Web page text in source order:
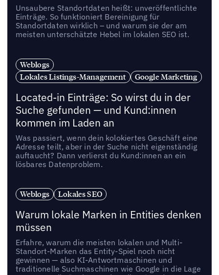
Unsaubere Standortdaten heißt: unveröffentlichte
Einträge. So funktioniert Bereinigung für
Standortdaten wirklich – und warum sie der am
meisten unterschätzte Hebel im lokalen SEO ist.
Weblogs
Lokales Listings-Management
Google Marketing
Located-in Einträge: So wirst du in der
Suche gefunden — und Kund:innen
kommen im Laden an
Was passiert, wenn dein kolokiertes Geschäft eine
Adresse teilt, aber in der Suche nicht eigenständig
auftaucht? Dann verlierst du Kund:innen an ein
lösbares Datenproblem.
Weblogs Lokales SEO
Warum lokale Marken in Entities denken
müssen
Erfahre, warum die meisten lokalen und Multi-
Standort-Marken das Entity-Spiel noch nicht
gewinnen — also KI-Antwortmaschinen und
traditionelle Suchmaschinen wie Google in die Lage